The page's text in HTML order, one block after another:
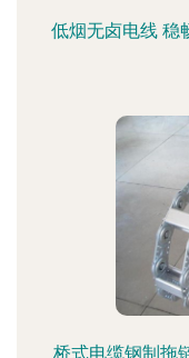
低烟无卤电线 稳
桥式电缆钢制拖